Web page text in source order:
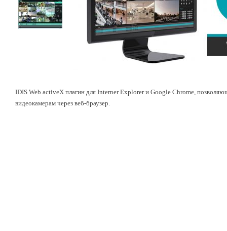
IDIS Web activeX плагин для Interner Explorer и Google Chrome,
видеокамерам через веб-браузер.